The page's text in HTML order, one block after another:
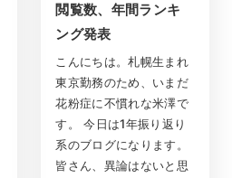
閲覧数、年間ランキ
ング発表
こんにちは。札幌生まれ
東京勤務のため、いまだ
花粉症に不慣れな米澤で
す。 今日は1年振り返り
系のブログになります。
皆さん、異論はないと思